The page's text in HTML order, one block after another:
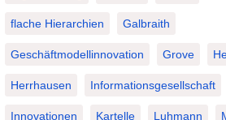
flache Hierarchien Galbraith
Geschäftmodellinnovation Grove
Herrhausen Informationsgesellschaft
Innovationen Kartelle Luhmann